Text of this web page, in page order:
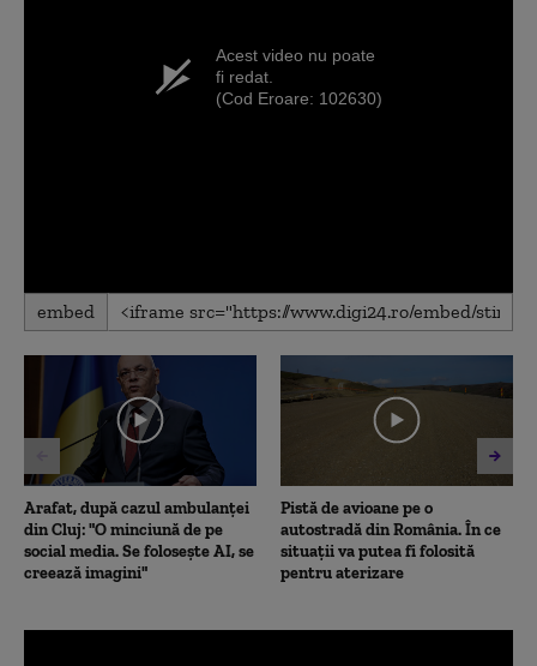
Acest video nu poate
fi redat.
(Cod Eroare: 102630)
embed
Arafat, după cazul ambulanței
din Cluj: "O minciună de pe
social media. Se folosește AI, se
creează imagini"
Pistă de avioane pe o
autostradă din România. În ce
situații va putea fi folosită
pentru aterizare